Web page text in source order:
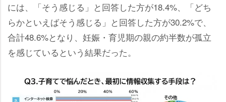
には、「そう感じる」と回答した方が18.4%、「どち
らかといえばそう感じる」と回答した方が30.2%で、
合計48.6%となり、妊娠・育児期の親の約半数が孤立
を感じているという結果だった。